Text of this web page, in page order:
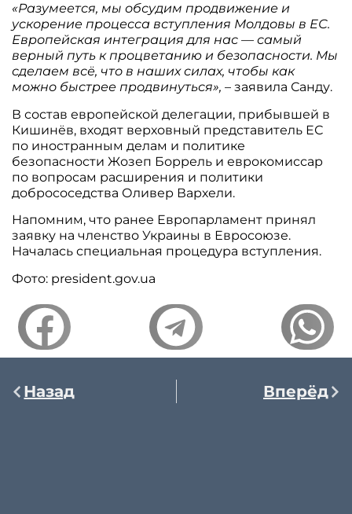
«Разумеется, мы обсудим продвижение и
ускорение процесса вступления Молдовы в ЕС.
Европейская интеграция для нас — самый
верный путь к процветанию и безопасности. Мы
сделаем всё, что в наших силах, чтобы как
можно быстрее продвинуться», – заявила Санду.
В состав европейской делегации, прибывшей в
Кишинёв, входят верховный представитель ЕС
по иностранным делам и политике
безопасности Жозеп Боррель и еврокомиссар
по вопросам расширения и политики
добрососедства Оливер Вархели.
Напомним, что ранее Европарламент принял
заявку на членство Украины в Евросоюзе.
Началась специальная процедура вступления.
Фото: president.gov.ua
Назад Вперёд